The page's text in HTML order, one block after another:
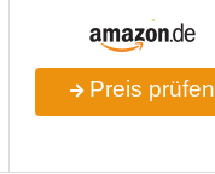
Preis prüfen